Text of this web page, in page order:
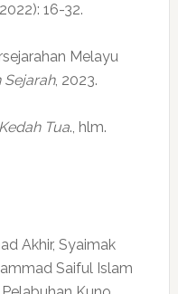
16-32.
Melayu
Sejarah, 2023.
Kedah Tua., hlm.
Akhir, Syaimak
Saiful Islam